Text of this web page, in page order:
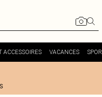
ACCESSOIRES VACANCES